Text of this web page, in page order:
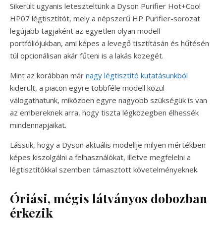
Sikerült ugyanis leteszteltünk a Dyson Purifier Hot+Cool
HP07 légtisztítót, mely a népszerű HP Purifier-sorozat
legújabb tagjaként az egyetlen olyan modell
portfóliójukban, ami képes a levegő tisztításán és hűtésén
túl opcionálisan akár fűteni is a lakás közegét.
Mint az korábban már nagy légtisztító kutatásunkból
kiderült, a piacon egyre többféle modell közül
válogathatunk, miközben egyre nagyobb szükségük is van
az embereknek arra, hogy tiszta légközegben élhessék
mindennapjaikat.
Lássuk, hogy a Dyson aktuális modellje milyen mértékben
képes kiszolgálni a felhasználókat, illetve megfelelni a
légtisztítókkal szemben támasztott követelményeknek.
Óriási, mégis látványos dobozban
érkezik